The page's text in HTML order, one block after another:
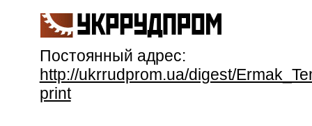
Постоянный адрес:
http://ukrrudprom.ua/digest/
print